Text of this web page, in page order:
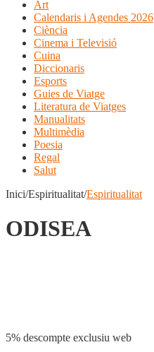
Art
Calendaris i Agendes 2026
Ciència
Cinema i Televisió
Cuina
Diccionaris
Esports
Guies de Viatge
Literatura de Viatges
Manualitats
Multimèdia
Poesia
Regal
Salut
Inici/Espiritualitat/Espiritualitat
ODISEA
5% descompte exclusiu web